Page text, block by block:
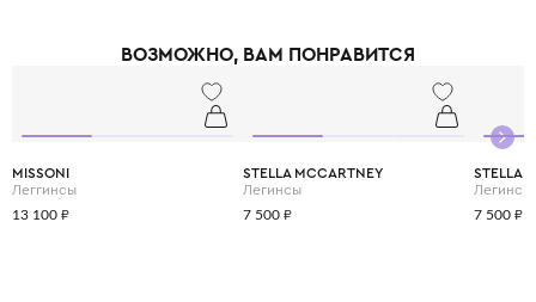
ВОЗМОЖНО, ВАМ ПОНРАВИТСЯ
MISSONI
Леггинсы
13 100 ₽
STELLA MCCARTNEY
Легинсы
7 500 ₽
STELLA
Легинсы
7 500 ₽